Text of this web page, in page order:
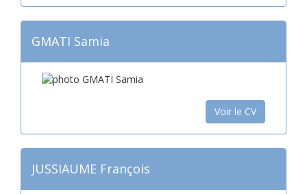
GMATI Samia
Voir le CV
JUSSIAUME François